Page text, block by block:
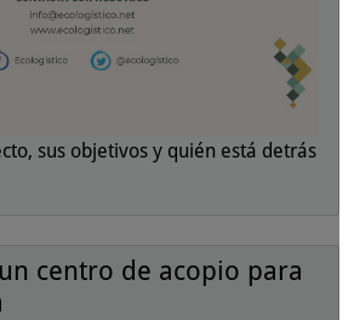
sus objetivos y quién está detrás
centro de acopio para